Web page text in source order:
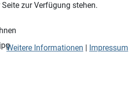
zur Verfügung stehen.
Weitere Informationen | Impressum